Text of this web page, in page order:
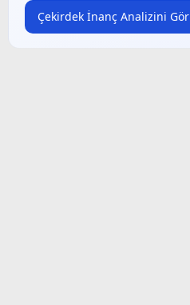
Çekirdek İnanç Analizini Gör